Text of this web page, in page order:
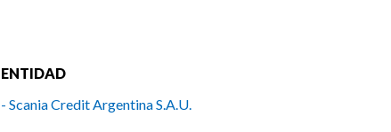
ENTIDAD
- Scania Credit Argentina S.A.U.